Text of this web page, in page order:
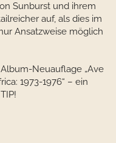
Sunburst und ihrem
auf, als dies im
Ansatzweise möglich
Neuauflage „Ave
1973-1976“ – ein